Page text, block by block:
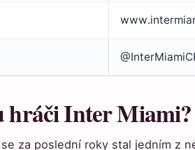
hráči Inter Miami?
za poslední roky stal jedním z